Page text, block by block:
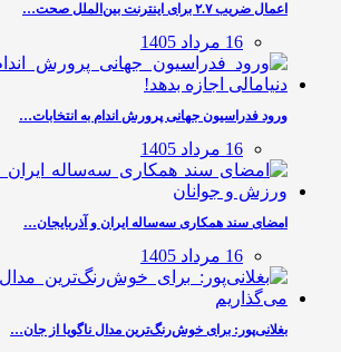
اعمال ضریب ۲.۷ برای اینترنت بین‌الملل صحت…
16 مرداد 1405
ورود فدراسیون جهانی پرورش اندام به انتخابات…
16 مرداد 1405
امضای سند همکاری سه‌ساله ایران و آذربایجان…
16 مرداد 1405
بغلانی‌پور: برای خوش‌رنگ‌ترین مدال ناگویا از جان…